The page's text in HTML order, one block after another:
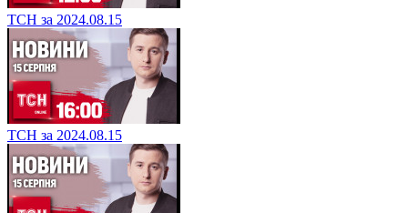
ТСН за 2024.08.15
ТСН за 2024.08.15